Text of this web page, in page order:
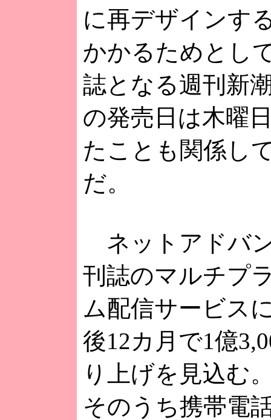
に再デザインす
かかるためとし
誌となる週刊新
の発売日は木曜
たことも関係し
だ。
ネットアドバ
刊誌のマルチプ
ム配信サービス
後12カ月で1億
り上げを見込む
そのうち携帯電